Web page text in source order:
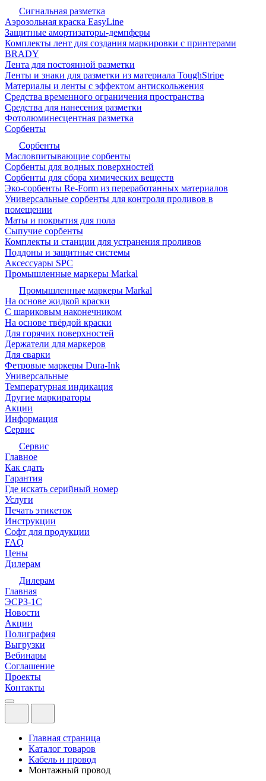
Сигнальная разметка
Аэрозольная краска EasyLine
Защитные амортизаторы-демпферы
Комплекты лент для создания маркировки с принтерами
BRADY
Лента для постоянной разметки
Ленты и знаки для разметки из материала ToughStripe
Материалы и ленты с эффектом антискольжения
Средства временного ограничения пространства
Средства для нанесения разметки
Фотолюминесцентная разметка
Сорбенты
Сорбенты
Масловпитывающие сорбенты
Сорбенты для водных поверхностей
Сорбенты для сбора химических веществ
Эко-сорбенты Re-Form из переработанных материалов
Универсальные сорбенты для контроля проливов в
помещении
Маты и покрытия для пола
Сыпучие сорбенты
Комплекты и станции для устранения проливов
Поддоны и защитные системы
Аксессуары SPC
Промышленные маркеры Markal
Промышленные маркеры Markal
На основе жидкой краски
С шариковым наконечником
На основе твёрдой краски
Для горячих поверхностей
Держатели для маркеров
Для сварки
Фетровые маркеры Dura-Ink
Универсальные
Температурная индикация
Другие маркираторы
Акции
Информация
Сервис
Сервис
Главное
Как сдать
Гарантия
Где искать серийный номер
Услуги
Печать этикеток
Инструкции
Софт для продукции
FAQ
Цены
Дилерам
Дилерам
Главная
ЭСРЗ-1С
Новости
Акции
Полиграфия
Выгрузки
Вебинары
Соглашение
Проекты
Контакты
Главная страница
Каталог товаров
Кабель и провод
Монтажный провод